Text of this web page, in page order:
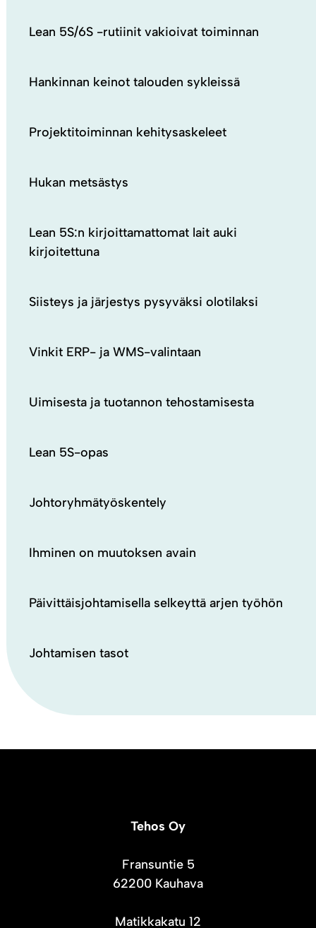
Lean 5S/6S -rutiinit vakioivat toiminnan
Hankinnan keinot talouden sykleissä
Projektitoiminnan kehitysaskeleet
Hukan metsästys
Lean 5S:n kirjoittamattomat lait auki
kirjoitettuna
Siisteys ja järjestys pysyväksi olotilaksi
Vinkit ERP- ja WMS-valintaan
Uimisesta ja tuotannon tehostamisesta
Lean 5S-opas
Johtoryhmätyöskentely
Ihminen on muutoksen avain
Päivittäisjohtamisella selkeyttä arjen työhön
Johtamisen tasot
Tehos Oy
Fransuntie 5
62200 Kauhava
Matikkakatu 12